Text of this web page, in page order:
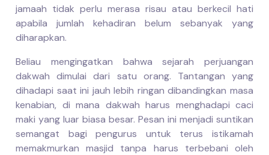
jamaah tidak perlu merasa risau atau berkecil hati
apabila jumlah kehadiran belum sebanyak yang
diharapkan.
Beliau mengingatkan bahwa sejarah perjuangan
dakwah dimulai dari satu orang. Tantangan yang
dihadapi saat ini jauh lebih ringan dibandingkan masa
kenabian, di mana dakwah harus menghadapi caci
maki yang luar biasa besar. Pesan ini menjadi suntikan
semangat bagi pengurus untuk terus istikamah
memakmurkan masjid tanpa harus terbebani oleh